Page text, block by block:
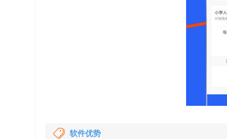
软件优势